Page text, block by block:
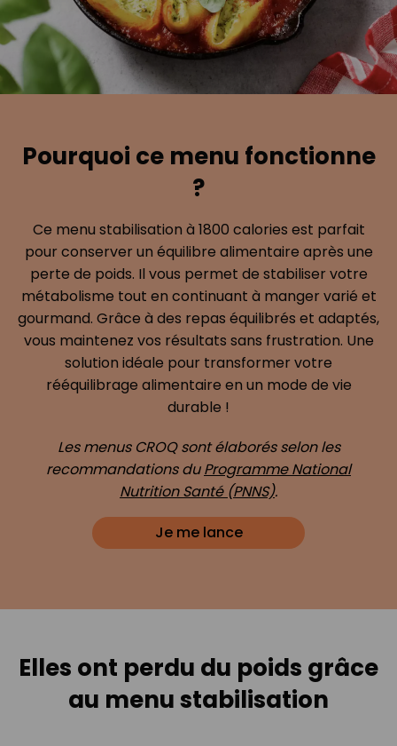
Pourquoi ce menu fonctionne
?
Ce menu stabilisation à 1800 calories est parfait
pour conserver un équilibre alimentaire après une
perte de poids. Il vous permet de stabiliser votre
métabolisme tout en continuant à manger varié et
gourmand. Grâce à des repas équilibrés et adaptés,
vous maintenez vos résultats sans frustration. Une
solution idéale pour transformer votre
rééquilibrage alimentaire en un mode de vie
durable !
Les menus CROQ sont élaborés selon les
recommandations duProgramme National
Nutrition Santé (PNNS).
Je me lance
Elles ont perdu du poids grâce
au menu stabilisation